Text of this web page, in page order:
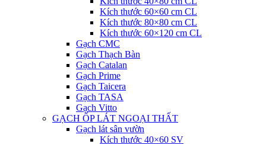
Kích thước 60×60 cm CL
Kích thước 80×80 cm CL
Kích thước 60×120 cm CL
Gạch CMC
Gạch Thạch Bàn
Gạch Catalan
Gạch Prime
Gạch Taicera
Gạch TASA
Gạch Vitto
GẠCH ỐP LÁT NGOẠI THẤT
Gạch lát sân vườn
Kích thước 40×60 SV